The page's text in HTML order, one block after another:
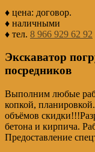
♦ цена: договор.
♦ наличными
♦ тел. 8 966 929 62 92
Экскаватор
посредников
Выполним любые
копкой,
объёмов
бетона и кирпича.
Предоставление